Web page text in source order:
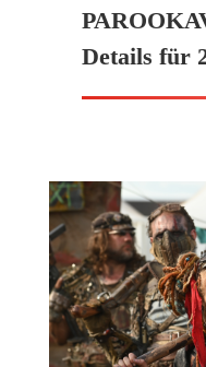
Details für